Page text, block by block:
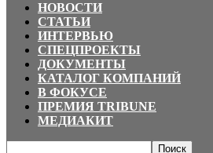
НОВОСТИ
СТАТЬИ
ИНТЕРВЬЮ
СПЕЦПРОЕКТЫ
ДОКУМЕНТЫ
КАТАЛОГ КОМПАНИЙ
В ФОКУСЕ
ПРЕМИЯ TRIBUNE
МЕДИАКИТ